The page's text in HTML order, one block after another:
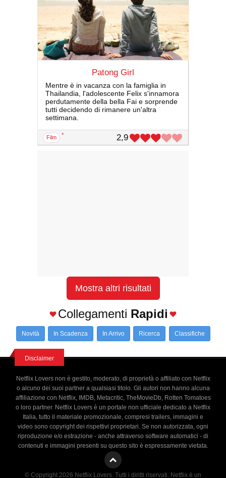
Patong Girl
Mentre è in vacanza con la famiglia in
Thailandia, l'adolescente Felix s'innamora
perdutamente della bella Fai e sorprende
tutti decidendo di rimanere un'altra
settimana.
film * 2,9
Mostra altri risultati
Collegamenti Rapidi
Novità In Scadenza In Arrivo Ricerca Classifiche
Disclaimer
Netflix Lovers non è gestito, moderato, di proprietà o affiliato con Netflix
o alcuno dei suoi partner a qualsiasi titolo. Gli autori non hanno alcuna
affiliazione con Netflix, IMDB, Metacritic, TheMovieDb, Rotten Tomatoes
o loro partner. Netflix Lovers è un portale non ufficiale dedicato a Netflix
Italia, tutto il materiale promozionale, compresi trailers, immagini e
video sono copyright dei rispettivi proprietari. Se non autorizzata, ogni
riproduzione e/o estrazione - anche attraverso software automatici - di
contenuti e immagini presenti su questo sito è espressamente vietata.
© Copyright 2026 Netflix Lovers. Tutti i diritti riservati. Netflix è un